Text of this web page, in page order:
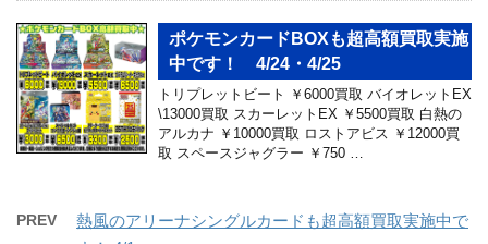
ポケモンカードBOXも超高額買取実施
中です！ 4/24・4/25
トリプレットビート ￥6000買取 バイオレットEX
\13000買取 スカーレットEX ￥5500買取 白熱の
アルカナ ￥10000買取 ロストアビス ￥12000買
取 スペースジャグラー ￥750 …
PREV
熱風のアリーナシングルカードも超高額買取実施中で